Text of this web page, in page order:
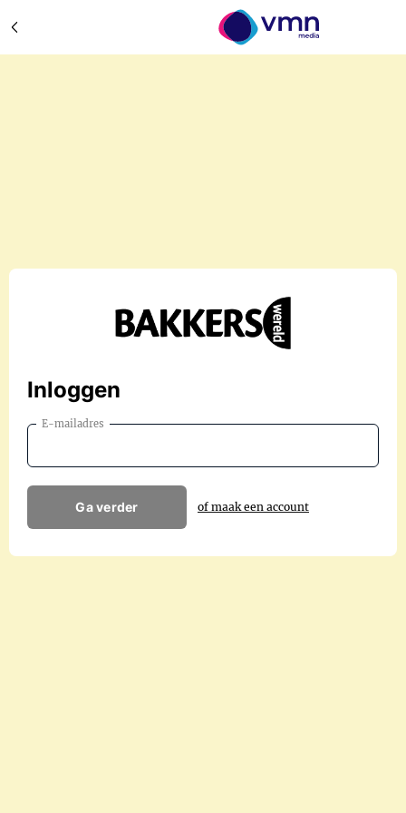
Inloggen
E-mailadres
Ga verder of maak een account